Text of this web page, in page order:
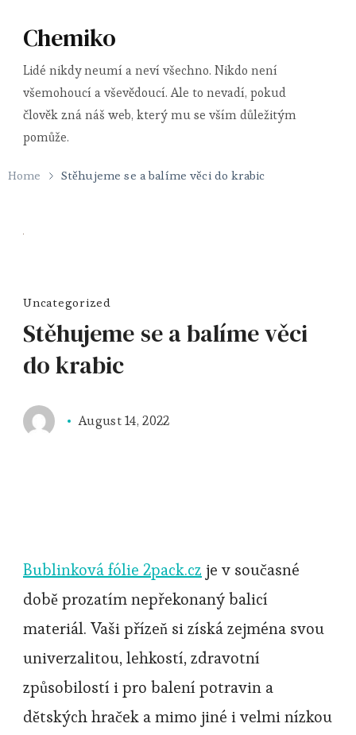
Chemiko
Lidé nikdy neumí a neví všechno. Nikdo není
všemohoucí a vševědoucí. Ale to nevadí, pokud
člověk zná náš web, který mu se vším důležitým
pomůže.
Home Stěhujeme se a balíme věci do krabic
Uncategorized
Stěhujeme se a balíme věci
do krabic
August 14, 2022
Bublinková fólie 2pack.cz je v současné
době prozatím nepřekonaný balicí
materiál. Vaši přízeň si získá zejména svou
univerzalitou, lehkostí, zdravotní
způsobilostí i pro balení potravin a
dětských hraček a mimo jiné i velmi nízkou